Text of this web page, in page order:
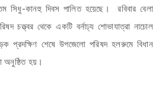
সিধু-কানহু দিবস পালিত হয়েছে। রবিবার বেলা
চত্ত্বর থেকে একটি বর্নাঢ্য শোভাযাত্রা নাচোল
প্রদক্ষিণ শেষে উপজেলো পরিষদ হলরুমে বিধান
অনুষ্ঠিত হয়।